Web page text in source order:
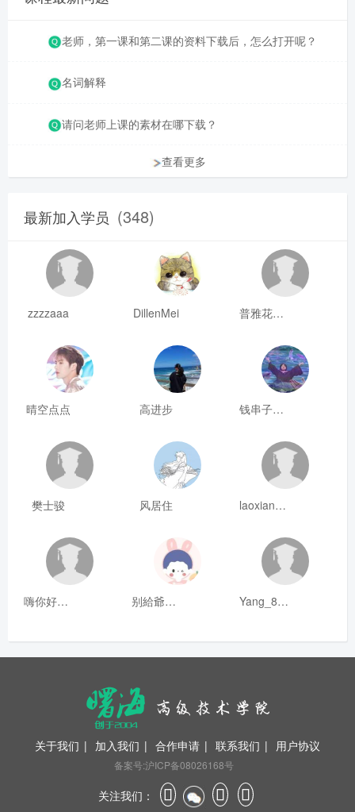
老师，第一课和第二课的资料下载后，怎么打开呢？
名词解释
请问老师上课的素材在哪下载？
查看更多
最新加入学员 (348)
zzzzaaa DillenMei 普雅花qya
晴空点点 高进步 钱串子123
樊士骏 风居住 laoxianrou
嗨你好8mm 别給爺装纯 Yang_811
关于我们 | 加入我们 | 合作申请 | 联系我们 | 用户协议
备案号:沪ICP备08026168号
关注我们：